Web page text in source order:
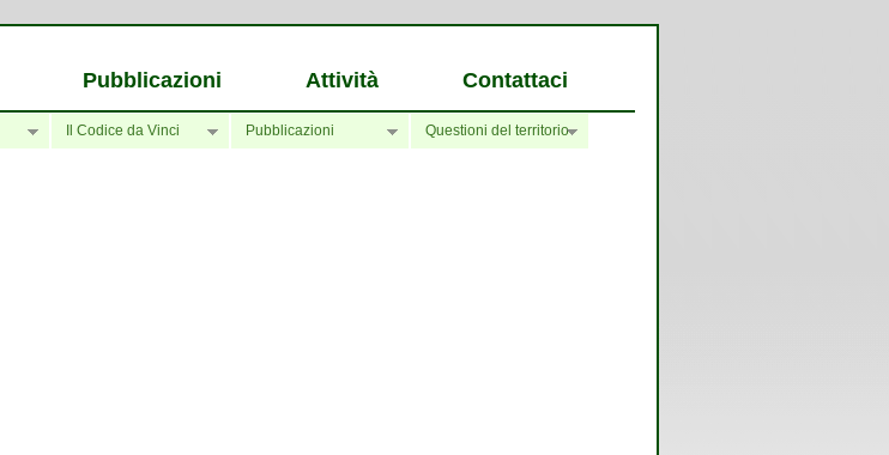
Pubblicazioni Attività Contattaci
Il Codice da Vinci Pubblicazioni Questioni del territorio